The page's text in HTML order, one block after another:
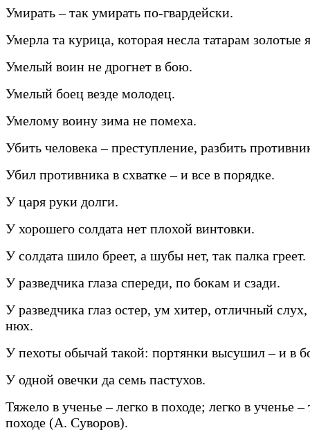
Умирать – так умирать по-гвардейски.
Умерла та курица, которая несла татарам золотые
Умелый воин не дрогнет в бою.
Умелый боец везде молодец.
Умелому воину зима не помеха.
Убить человека – преступление, разбить
Убил противника в схватке – и все в порядке.
У царя руки долги.
У хорошего солдата нет плохой винтовки.
У солдата шило бреет, а шубы нет, так палка греет.
У разведчика глаза спереди, по бокам и сзади.
У разведчика глаз остер, ум хитер, отличный
нюх.
У пехоты обычай такой: портянки высушил – и в
У одной овечки да семь пастухов.
Тяжело в ученье – легко в походе; легко в ученье –
походе (А. Суворов).